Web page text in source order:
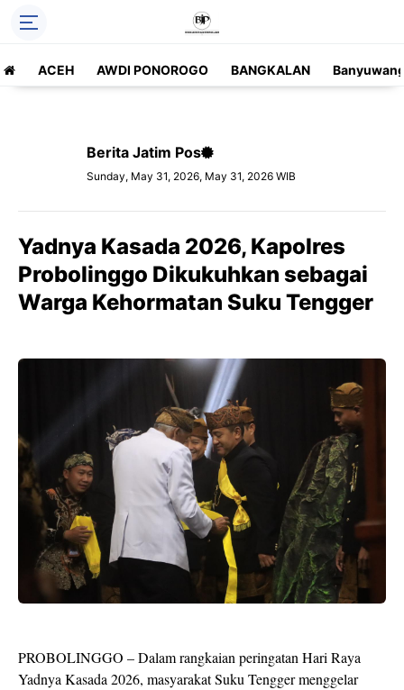
ACEH AWDI PONOROGO BANGKALAN
Berita Jatim Pos
Sunday, May 31, 2026, May 31, 2026 WIB
Yadnya Kasada 2026, Kapolres
Probolinggo Dikukuhkan sebagai
Warga Kehormatan Suku Tengger
PROBOLINGGO – Dalam rangkaian peringatan Hari Raya
Yadnya Kasada 2026, masyarakat Suku Tengger menggelar